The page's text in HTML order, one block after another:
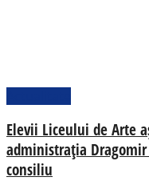
Elevii Liceului de Arte
administrația
consiliu